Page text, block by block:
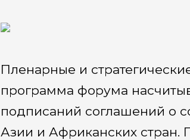
Пленарные и
программа форума
подписаний соглашений о
Азии и Африканских стран.